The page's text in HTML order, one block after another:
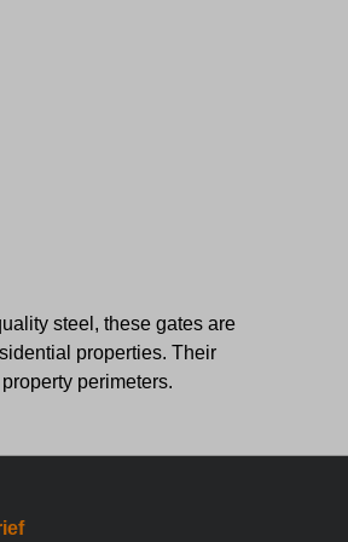
steel, these gates are
properties. Their
perimeters.